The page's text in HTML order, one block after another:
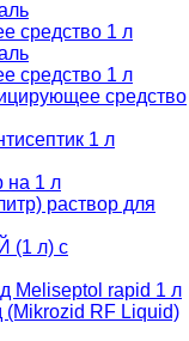
средство 1 л
средство 1 л
средство
1 л
на 1 л
раствор для
(1 л) с
Meliseptol rapid 1 л
(Mikrozid RF Liquid)